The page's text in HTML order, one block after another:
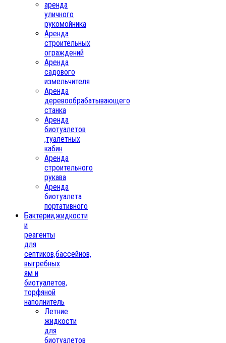
аренда
уличного
рукомойника
Аренда
строительных
ограждений
Аренда
садового
измельчителя
Аренда
деревообрабатывающего
станка
Аренда
биотуалетов
,туалетных
кабин
Аренда
строительного
рукава
Аренда
биотуалета
портативного
Бактерии,жидкости
и
реагенты
для
септиков,бассейнов,
выгребных
ям и
биотуалетов,
торфяной
наполнитель
Летние
жидкости
для
биотуалетов